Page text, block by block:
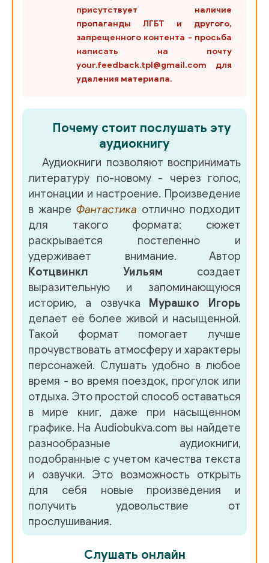
присутствует наличие
пропаганды ЛГБТ и другого,
запрещенного контента - просьба
написать на почту
your.feedback.tpl@gmail.com для
удаления материала.
Почему стоит послушать эту
аудиокнигу
Аудиокниги позволяют воспринимать
литературу по-новому - через голос,
интонации и настроение. Произведение
в жанре Фантастика отлично подходит
для такого формата: сюжет
раскрывается постепенно и
удерживает внимание. Автор
Котцвинкл Уильям создает
выразительную и запоминающуюся
историю, а озвучка
Мурашко Игорь
делает её более живой и насыщенной.
Такой формат помогает лучше
прочувствовать атмосферу и характеры
персонажей. Слушать удобно в любое
время - во время поездок, прогулок или
отдыха. Это простой способ оставаться
в мире книг, даже при насыщенном
графике. На Audiobukva.com вы найдете
разнообразные аудиокниги,
подобранные с учетом качества текста
и озвучки. Это возможность открыть
для себя новые произведения и
получить удовольствие от
прослушивания.
Слушать онлайн